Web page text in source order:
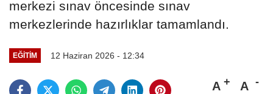
merkezi sınav öncesinde sınav
merkezlerinde hazırlıklar tamamlandı.
EĞİTİM 12 Haziran 2026 - 12:34
A A